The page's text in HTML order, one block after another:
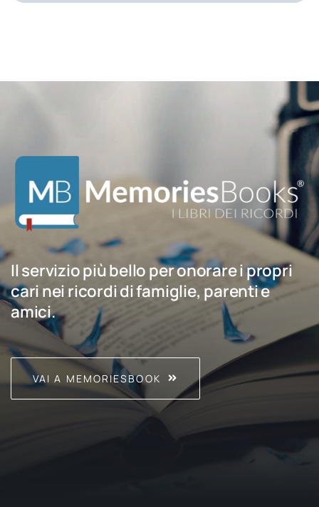
Il servizio più bello per onorare i propri
cari nei ricordi di famiglie, parenti e
amici.
VAI A MEMORIESBOOK